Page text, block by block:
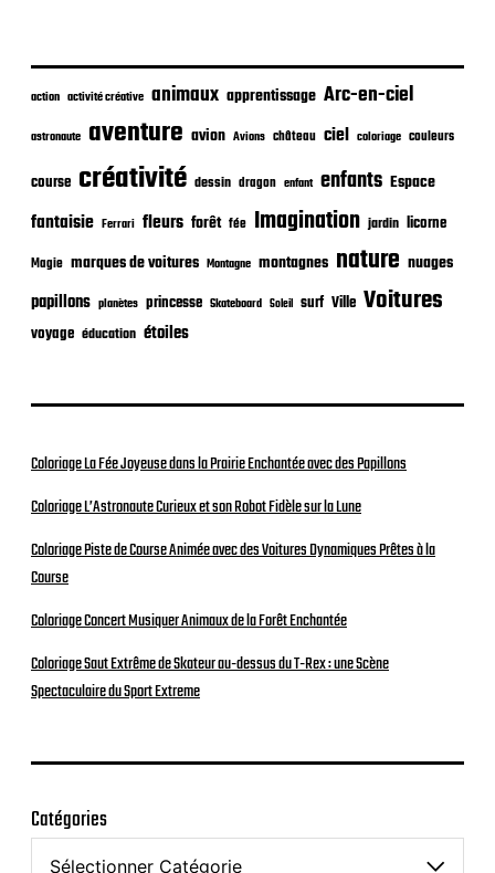
l
i
a
i
n
action activité créative animaux apprentissage Arc-en-ciel
astronaute aventure avion Avions château ciel coloriage couleurs
course créativité dessin dragon enfant enfants Espace
fantaisie Ferrari fleurs forêt fée Imagination jardin licorne
Magie marques de voitures Montagne montagnes nature nuages
papillons planètes princesse Skateboard Soleil surf Ville Voitures
voyage éducation étoiles
Coloriage La Fée Joyeuse dans la Prairie Enchantée avec des Papillons
Coloriage L’Astronaute Curieux et son Robot Fidèle sur la Lune
Coloriage Piste de Course Animée avec des Voitures Dynamiques Prêtes à la
Course
Coloriage Concert Musiquer Animaux de la Forêt Enchantée
Coloriage Saut Extrême de Skateur au-dessus du T-Rex : une Scène
Spectaculaire du Sport Extreme
Catégories